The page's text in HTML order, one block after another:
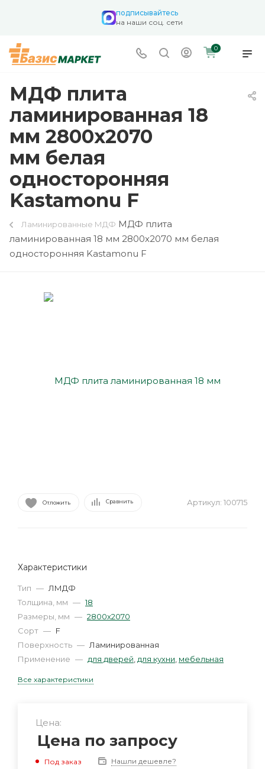
подписывайтесь
на наши соц. сети
0
МДФ плита
ламинированная 18
мм 2800х2070
мм белая
односторонняя
Kastamonu F
Ламинированные МДФ МДФ плита
ламинированная 18 мм 2800х2070 мм белая
односторонняя Kastamonu F
Отложить Сравнить Артикул: 100715
Характеристики
Тип — ЛМДФ
Толщина, мм — 18
Размеры, мм — 2800х2070
Сорт — F
Поверхность — Ламинированная
Применение — для дверей для кухни мебельная
Все характеристики
Цена:
Цена по запросу
Под заказ Нашли дешевле?